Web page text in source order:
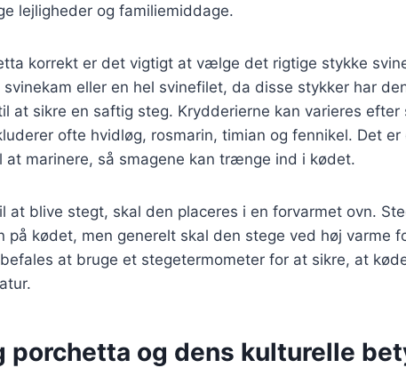
lejligheder og familiemiddage.
korrekt er det vigtigt at vælge det rigtige stykke
eller en hel svinefilet, da disse stykker har
at sikre en saftig steg. Krydderierne kan varieres efter
ofte hvidløg, rosmarin, timian og fennikel. Det
at marinere, så smagene kan trænge ind i kødet.
at blive stegt, skal den placeres i en forvarmet ovn.
kødet, men generelt skal den stege ved høj varme
at bruge et stegetermometer for at sikre, at
porchetta og dens kulturelle